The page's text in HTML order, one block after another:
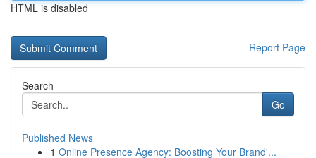
HTML is disabled
Report Page
Search
Go
Published News
1 Online Presence Agency: Boosting Your Brand'...